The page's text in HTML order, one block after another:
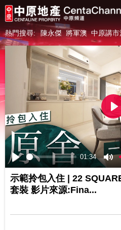
熱門搜尋: 陳永傑 將軍澳 中原講市
Play
01:34
示範拎包入住 | 22
套裝 影片來源:Fina...